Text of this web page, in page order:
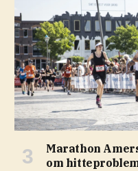
Marathon
om